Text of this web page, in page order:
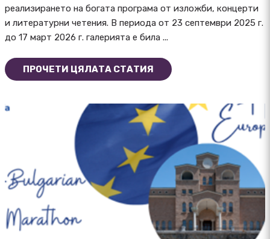
реализирането на богата програма от изложби, концерти
и литературни четения. В периода от 23 септември 2025 г.
до 17 март 2026 г. галерията е била ...
ПРОЧЕТИ ЦЯЛАТА СТАТИЯ